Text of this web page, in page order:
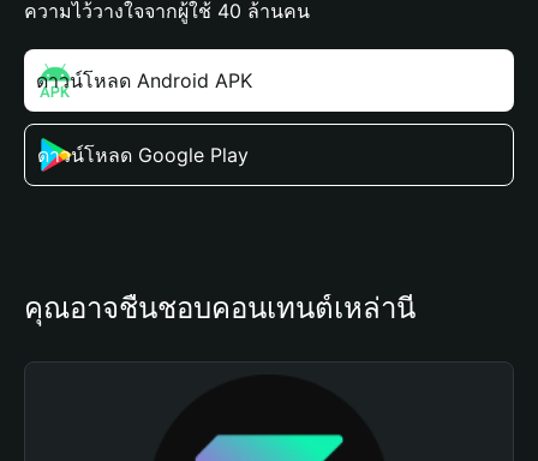
ความไว้วางใจจากผู้ใช้ 40 ล้านคน
ดาวน์โหลด Android APK
ดาวน์โหลด Google Play
คุณอาจชื่นชอบคอนเทนต์เหล่านี้